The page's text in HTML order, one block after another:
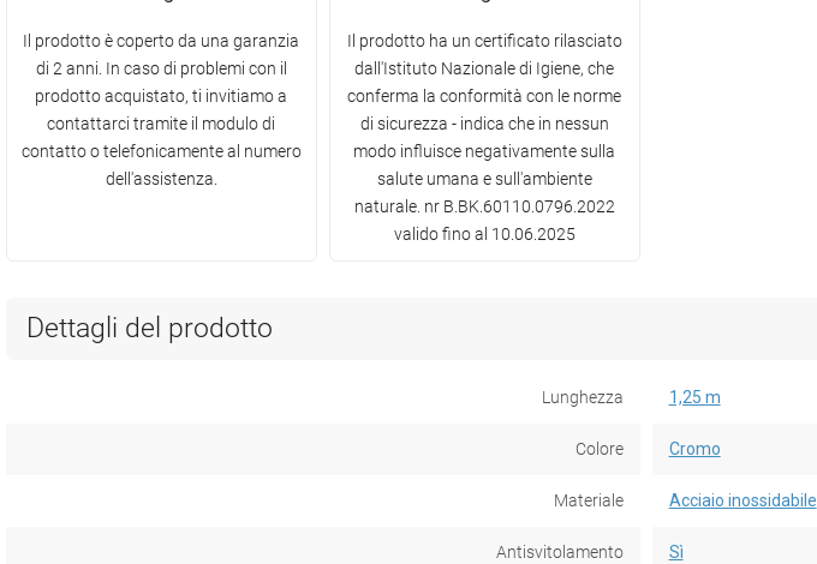
Il prodotto è coperto da una garanzia
di 2 anni. In caso di problemi con il
prodotto acquistato, ti invitiamo a
contattarci tramite il modulo di
contatto o telefonicamente al numero
dell'assistenza.
Il prodotto ha un certificato rilasciato
dall'Istituto Nazionale di Igiene, che
conferma la conformità con le norme
di sicurezza - indica che in nessun
modo influisce negativamente sulla
salute umana e sull'ambiente
naturale. nr B.BK.60110.0796.2022
valido fino al 10.06.2025
Dettagli del prodotto
Lunghezza 1,25 m
Colore Cromo
Materiale Acciaio inossidabile
Antisvitolamento Sì